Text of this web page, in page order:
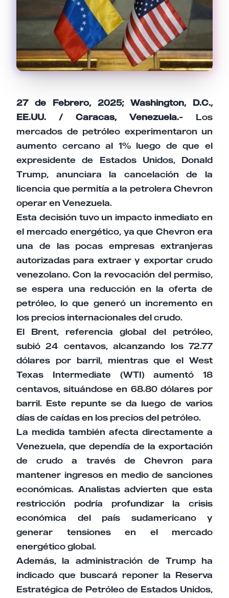
27 de Febrero, 2025; Washington, D.C.,
EE.UU. / Caracas, Venezuela.- Los
mercados de petróleo experimentaron un
aumento cercano al 1% luego de que el
expresidente de Estados Unidos, Donald
Trump, anunciara la cancelación de la
licencia que permitía a la petrolera Chevron
operar en Venezuela.
Esta decisión tuvo un impacto inmediato en
el mercado energético, ya que Chevron era
una de las pocas empresas extranjeras
autorizadas para extraer y exportar crudo
venezolano. Con la revocación del permiso,
se espera una reducción en la oferta de
petróleo, lo que generó un incremento en
los precios internacionales del crudo.
El Brent, referencia global del petróleo,
subió 24 centavos, alcanzando los 72.77
dólares por barril, mientras que el West
Texas Intermediate (WTI) aumentó 18
centavos, situándose en 68.80 dólares por
barril. Este repunte se da luego de varios
días de caídas en los precios del petróleo.
La medida también afecta directamente a
Venezuela, que dependía de la exportación
de crudo a través de Chevron para
mantener ingresos en medio de sanciones
económicas. Analistas advierten que esta
restricción podría profundizar la crisis
económica del país sudamericano y
generar tensiones en el mercado
energético global.
Además, la administración de Trump ha
indicado que buscará reponer la Reserva
Estratégica de Petróleo de Estados Unidos,
Cancelar Enviar comentario